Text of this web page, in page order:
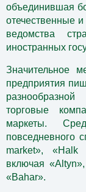
объединившая
оте­чественные
ведомства
иностранных
Значительное
предприятия
торговые
маркеты.
повседневного
market», «Halk
включая
«Bahar».